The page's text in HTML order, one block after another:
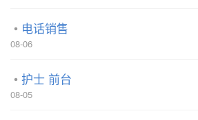
电话销售
08-06
护士 前台
08-05